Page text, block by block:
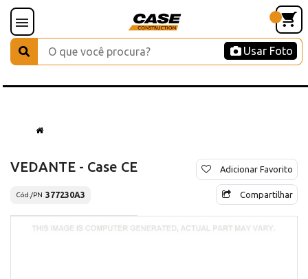
Usar Foto
VEDANTE - Case CE
Cód./PN 377230A3
Adicionar Favorito
Compartilhar